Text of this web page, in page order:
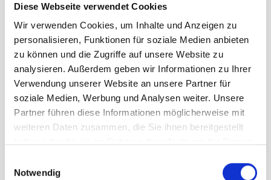
Diese Webseite verwendet Cookies
Wir verwenden Cookies, um Inhalte und Anzeigen zu
personalisieren, Funktionen für soziale Medien anbieten
zu können und die Zugriffe auf unsere Website zu
analysieren. Außerdem geben wir Informationen zu Ihrer
Verwendung unserer Website an unsere Partner für
soziale Medien, Werbung und Analysen weiter. Unsere
Partner führen diese Informationen möglicherweise mit
weiteren Daten zusammen, die Sie ihnen bereitgestellt
Notwendig
inkl. 19% MwSt., zzgl.Versand
Inkl. 19% Steuern,exkl.Versandkosten
In den Warenkorb